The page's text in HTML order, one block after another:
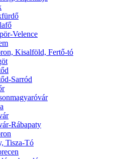
Velence
Kisalföld, Fertő-tó
Sarród
Rábapaty
Tisza-Tó